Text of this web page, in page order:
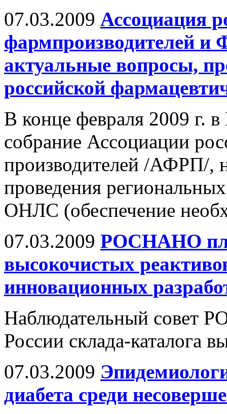
07.03.2009 Ассоциация
фармпроизводителей и
актуальные вопросы,
российской
В конце февраля 2009 г.
собрание Ассоциации
производителей /АФРП/,
проведения
ОНЛС (обеспечение
07.03.2009 РОСНАНО
высокочистых
инновационных
Наблюдательный совет
России склада-каталога
07.03.2009
диабета среди